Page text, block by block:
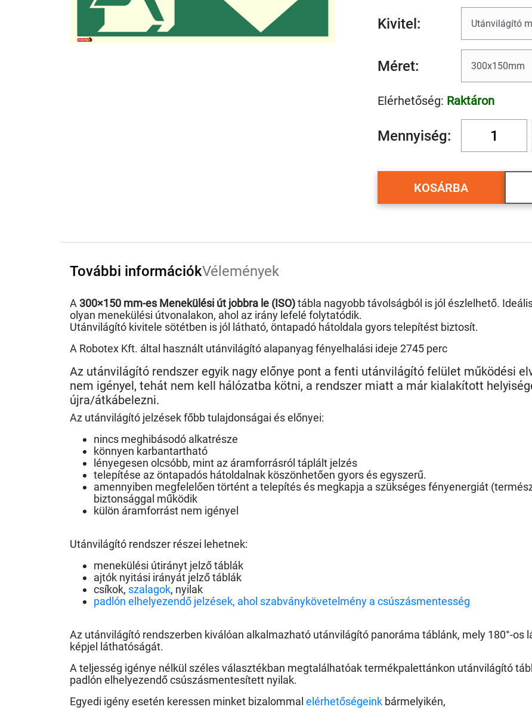
Kivitel:
Méret:
Elérhetőség: Raktáron
Mennyiség:
KOSÁRBA
További információkVélemények
A 300×150 mm-es Menekülési út jobbra le (ISO)tábla nagyobb távolságból is jól észlelhető.
olyan menekülési útvonalakon, ahol az irány lefelé folytatódik.
Utánvilágító kivitele sötétben is jól látható, öntapadó hátoldala gyors telepítést biztosít.
A Robotex Kft. által használt utánvilágító alapanyag fényelhalási ideje 2745 perc
Az utánvilágító rendszer egyik nagy előnye pont a fenti utánvilágító felület működési
nem igényel, tehát nem kell hálózatba kötni, a rendszer miatt a már kialakított
újra/átkábelezni.
Az utánvilágító jelzések főbb tulajdonságai és előnyei:
nincs meghibásodó alkatrésze
könnyen karbantartható
lényegesen olcsóbb, mint az áramforrásról táplált jelzés
telepítése az öntapadós hátoldalnak köszönhetően gyors és egyszerű.
amennyiben megfelelően történt a telepítés és megkapja a szükséges fényenergiát
biztonsággal működik
külön áramforrást nem igényel
Utánvilágító rendszer részei lehetnek:
menekülési útirányt jelző táblák
ajtók nyitási irányát jelző táblák
csíkok, szalagok, nyilak
padlón elhelyezendő jelzések, ahol szabványkövetelmény a csúszásmentesség
Az utánvilágító rendszerben kiválóan alkalmazható utánvilágító panoráma táblánk, mely 180°-os
képjel láthatóságát.
A teljesség igénye nélkül széles választékban megtalálhatóak termékpalettánkon utánvilágító
padlón elhelyezendő csúszásmentesített nyilak.
Egyedi igény esetén keressen minket bizalommal elérhetőségeink bármelyikén,